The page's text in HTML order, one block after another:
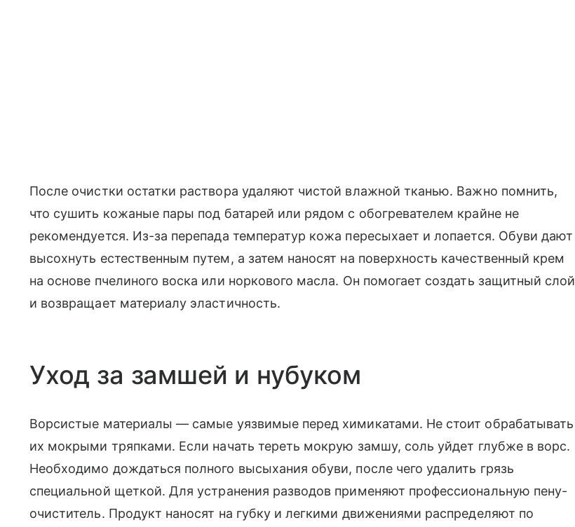
После очистки остатки раствора удаляют чистой влажной тканью. Важно помнить,
что сушить кожаные пары под батарей или рядом с обогревателем крайне не
рекомендуется. Из-за перепада температур кожа пересыхает и лопается. Обуви дают
высохнуть естественным путем, а затем наносят на поверхность качественный крем
на основе пчелиного воска или норкового масла. Он помогает создать защитный слой
и возвращает материалу эластичность.
Уход за замшей и нубуком
Ворсистые материалы — самые уязвимые перед химикатами. Не стоит обрабатывать
их мокрыми тряпками. Если начать тереть мокрую замшу, соль уйдет глубже в ворс.
Необходимо дождаться полного высыхания обуви, после чего удалить грязь
специальной щеткой. Для устранения разводов применяют профессиональную пену-
очиститель. Продукт наносят на губку и легкими движениями распределяют по